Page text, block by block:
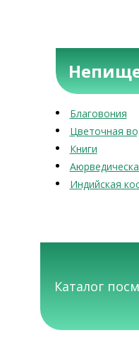
Благовония
Цветочная
Книги
Индийская
Каталог